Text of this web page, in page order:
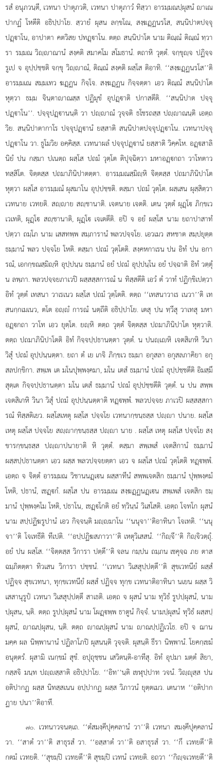
รสํ อนุภวนฺตี, เวทนา ปาตุภวติ, เวทนา ปาตุภาวํ ทิสฺวา อารมฺมณปฺผุสนํ าเณ
ปากฏํ โหตีติ อธิปฺปาโย. สฺวายํ ผุสน ลกฺขโณ, สงฺฆฏฺฏนรโส, สนฺนิปาตปจฺจุ
ปฏฺาโน, อาปาตา คตวิสย ปทฏฺาโน. ตตฺถ สนฺนิปาโต นาม ติณฺณํ ติณฺณํ ทฺวา
รา รมฺมณ วิฺาณานํ สงฺคติ สมาคโม สโมธานํ. ตถาหิ วุตฺตํ. จกฺขุฺจ ปฏิจฺจ
รูเป จ อุปฺปชฺชติ จกฺขุ วิฺาณํ, ติณฺณํ สงฺคติ ผสฺโส ติอาทิ. ‘‘สงฺฆฏฺฏนรโส’’ติ
อารมฺมเณ สมฺมเทว ฆฏฺฏน กิจฺโจ. สงฺฆฏฺฏน กิจฺจตฺตา เอว ติณฺณํ สนฺนิปาโต
หุตฺวา ธมฺม จินฺตาาณสฺส ปฏิมุขํ อุปฏฺาติ ปกาสตีติ. ‘‘สนฺนิปาต ปจฺจุ
ปฏฺาโน’’. ปจฺจุปฏฺานนฺติ วา ปฺาณํ วุจฺจติ ธโชรถสฺส ปฺาณนฺติ เอตฺถ
วิย. สนฺนิปาตากาโร ปจฺจุปฏฺานํ ยสฺสาติ สนฺนิปาตปจฺจุปฏฺาโน. เวทนาปจฺจุ
ปฏฺาโน วา. ธูโมวิย อคฺคิสฺส. เวทนาผลํ ปจฺจุปฏฺานํ ยสฺสาติ วิคฺคโห. อฏฺสาลิ
นิยํ ปน กสฺมา ปเนตฺถ ผสฺโส ปถมํ วุตฺโต ติปุจฺฉิตฺวา มหาอฏฺกถา วาโทตาว
ทสฺสิโต. จิตฺตสฺส ปถมาภินิปาตตฺตา. อารมฺมณสฺมิฺหิ จิตฺตสฺส ปถมาภินิปาโต
หุตฺวา ผสฺโส อารมฺมณํ ผุสมาโน อุปฺปชฺชติ. ตสฺมา ปถมํ วุตฺโต. ผสฺเสน ผุสฺสิตฺวา
เวทนาย เวทยติ. สฺาย สฺชานาติ. เจตนาย เจตติ. เตน วุตฺตํ ผุฏฺโ ภิกฺขเว
เวเทติ, ผุฏฺโ สฺชานาติ, ผุฏฺโ เจเตตีติ. อปิ จ อยํ ผสฺโส นาม ยถาปาสาทํ
ปตฺวา ถมฺโภ นาม เสสทพฺพ สมฺภารานํ พลวปจฺจโย. เอวเมว สหชาต สมฺปยุตฺต
ธมฺมานํ พลว ปจฺจโย โหติ. ตสฺมา ปถมํ วุตฺโตติ. สงฺคหกาเรน ปน อิทํ ปน อกา
รณํ, เอกกฺขณสฺมิฺหิ อุปฺปนฺน ธมฺมานํ อยํ ปถมํ อุปฺปนฺโน อยํ ปจฺฉาติ อิทํ วตฺตุํ
น ลพฺภา. พลวปจฺจยภาเวปิ ผสฺสสฺสการณํ น ทิสฺสตีติ เอวํ ตํ วาทํ ปฏิกฺขิเปตฺวา
อิทํ วุตฺตํ เทสนา วาเรเนว ผสฺโส ปถมํ วุตฺโตติ. ตตฺถ ‘‘เทสนาวาเร เนวา’’ติ เท
สนกฺกเมเนว, ตโต อฺํ การณํ นตฺถีติ อธิปฺปาโย. เตสุ ปน ทฺวีสุ วาเทสุ มหา
อฏฺกถา วาโท เอว ยุตฺโต. ยฺหิ ตตฺถ วุตฺตํ จิตฺตสฺส ปถมาภินิปาโต หุตฺวาติ.
ตตฺถ ปถมาภินิปาโตติ อิทํ กิจฺจปฺปธานตฺตา วุตฺตํ. น ปนฺเหิ เจตสิเกหิ วินา
วิสุํ ปถมํ อุปฺปนฺนตฺตา. ยถา ตํ เย เกจิ ภิกฺขเว ธมฺมา อกุสลา อกุสลภาคิยา อกุ
สลปกฺขิกา. สพฺเพ เต มโนปุพฺพงฺคมา, มโน เตสํ ธมฺมานํ ปถมํ อุปฺปชฺชตีติ อิมสฺมึ
สุตฺเต กิจฺจปฺปธานตฺตา มโน เตสํ ธมฺมานํ ปถมํ อุปฺปชฺชตีติ วุตฺตํ. น ปน สพฺพ
เจตสิเกหิ วินา วิสุํ ปถมํ อุปฺปนฺนตฺตาติ ทฏฺพฺพํ. พลวปจฺจย ภาเวปิ ผสฺสสฺสกา
รณํ ทิสฺสติเยว. ผสฺโสเหตุ ผสฺโส ปจฺจโย เวทนากฺขนฺธสฺส ปฺา ปนาย. ผสฺโส
เหตุ ผสฺโส ปจฺจโย สฺากฺขนฺธสฺส ปฺา นาย . ผสฺโส เหตุ ผสฺโส ปจฺจโย สงฺ
ขารกฺขนฺธสฺส ปฺาปนายาติ หิ วุตฺตํ. ตสฺมา สพฺเพสํ เจตสิกานํ ธมฺมานํ
ผสฺสปฺปธานตฺตา เอว ผสฺส พลวปจฺจยตฺตา เอว จ ผสฺโส ปถมํ วุตฺโตติ ทฏฺพฺพํ.
เอตฺถ จ จิตฺตํ อารมฺมณ วิชานนฏฺเน ผสฺสาทีนํ สพฺพเจตสิก ธมฺมานํ ปุพฺพงฺคมํ
โหติ, ปธานํ, เชฏฺกํ. ผสฺโส ปน อารมฺมณ สงฺฆฏฺฏนฏฺเน สพฺเพสํ เจตสิก ธมฺ
มานํ ปุพฺพงฺคโม โหติ, ปธาโน, เชฏฺโกติ อยํ ทฺวินฺนํ วิเสโสติ. เอตฺถ โจทโก ผุสนํ
นาม สปฺปฏิฆรูปานํ เอว กิจฺจนฺติ มฺมาโน ‘‘นนุจา’’ติอาทินา โจเทติ. ‘‘นนุ
จา’’ติ โจเทธีติ ทีเปติ. ‘‘อปฺปฏิฆสภาวา’’ติ เหตุวิเสสนํ. ‘‘กิฺจี’’ติ กิฺจิวตฺถุํ.
อยํ ปน ผสฺโส. ‘‘จิตฺตสฺส วิการา ปตฺตึ’’ติ จลน กมฺปน ถมฺภน เชคุจฺฉ ภย ตาส
ฉมฺภิตตฺตา ทิวเสน วิการา ปชฺชนํ. ‘‘เวทนา วิเสสุปฺปตฺตึ’’ติ สุขเวทนียํ ผสฺสํ
ปฏิจฺจ สุขเวทนา, ทุกฺขเวทนียํ ผสฺสํ ปฏิจฺจ ทุกฺข เวทนาติอาทินา นเยน ผสฺส วิ
เสสานุรูปํ เวทนา วิเสสุปฺปตฺตึ สาเธติ. เอตฺถ จ ผุสนํ นาม ทุวิธํ รูปปฺผุสนํ, นาม
ปฺผุสน, นฺติ. ตตฺถ รูปปฺผุสนํ นาม โผฏฺพฺพ ธาตูนํ กิจฺจํ. นามปฺผุสนํ ทุวิธํ ผสฺสปฺ
ผุสนํ, าณปฺผุสน, นฺติ. ตตฺถ าณปฺผุสนํ นาม าณปฺปฏิเวโธ. อปิ จ ฌาน
มคฺค ผล นิพฺพานานํ ปฏิลาโภปิ ผุสนนฺติ วุจฺจติ. ผุสนฺติ ธีรา นิพฺพานํ. โยคกฺเขมํ
อนุตฺตรํ. ผุสามิ เนกฺขมํ สุขํ. อปุถุชฺชน เสวิตนฺติ-อาทีสุ. อิทํ อุปมา มตฺตํ สิยา,
กสฺสจิ มนฺท ปฺสฺสาติ อธิปฺปาโย. ‘‘อิท’’นฺติ เขฬุปฺปาท วจนํ. วิฺุสฺส ปน
อติปากฏ ผสฺส นิทสฺสเนน อปฺปากฏ ผสฺส วิภาวนํ ยุตฺตเมว. เตนาห ‘‘อติปาก
ฏาย ปนา’’ติอาทึ.
๗๐. เวทนาวจนตฺเถ. ‘‘ตํสมงฺคีปุคฺคลานํ วา’’ติ เวทนา สมงฺคีปุคฺคลานํ
วา. ‘‘สาตํ วา’’ติ สาธุรสํ วา. ‘‘อสฺสาตํ วา’’ติ อสาธุรสํ วา. ‘‘กึ เวทยตี’’ติ
กตมํ เวทยติ. ‘‘สุขมฺปิ เวทยตี’’ติ สุขมฺปิ เวทนํ เวทยติ. อถวา ‘‘กิฺจเวทยตี’’ติ